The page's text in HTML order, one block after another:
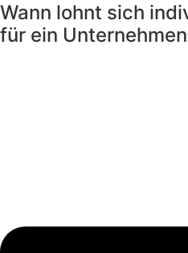
Wann lohnt sich
für ein